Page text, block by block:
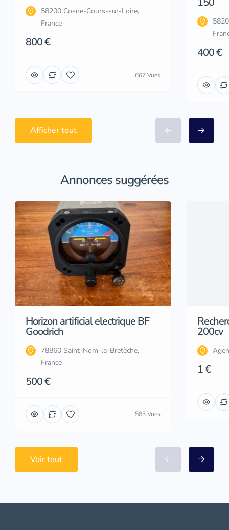
58200 Cosne-Cours-sur-Loire,
France
800 €
667 Vues
400 €
Afficher tout
Annonces suggérées
Horizon artificial electrique BF
Goodrich
78860 Saint-Nom-la-Bretèche,
France
500 €
583 Vues
200cv
1 €
Voir tout